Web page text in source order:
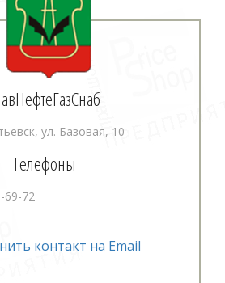
ул. Базовая, 10
Телефоны
69-72
контакт на Email